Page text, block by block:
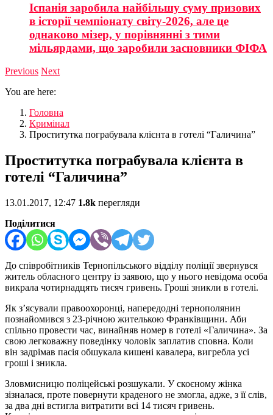
Іспанія заробила найбільшу суму призових
в історії чемпіонату світу-2026, але це
однаково мізер, у порівнянні з тими
мільярдами, що заробили засновники ФІФА
Previous Next
You are here:
Головна
Кримінал
Проститутка пограбувала клієнта в готелі “Галичина”
Проститутка пограбувала клієнта в
готелі “Галичина”
13.01.2017, 12:47 1.8k перегляди
Поділитися
До співробітників Тернопільського відділу поліції звернувся
житель обласного центру із заявою, що у нього невідома особа
викрала чотирнадцять тисяч гривень. Гроші зникли в готелі.
Як з’ясували правоохоронці, напередодні тернополянин
познайомився з 23-річною жителькою Франківщини. Аби
спільно провести час, винайняв номер в готелі «Галичина». За
свою легковажну поведінку чоловік заплатив сповна. Коли
він задрімав пасія обшукала кишені кавалера, вигребла усі
гроші і зникла.
Зловмисницю поліцейські розшукали. У скоєному жінка
зізналася, проте повернути краденого не змогла, адже, з її слів,
за два дні встигла витратити всі 14 тисяч гривень.